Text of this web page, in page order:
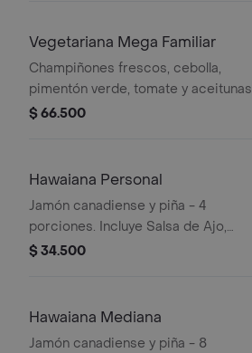
Vegetariana Mega Familiar
Champiñones frescos, cebolla,
pimentón verde, tomate y aceitunas
negras. - 12 porciones. Incluye Salsa
$ 66.500
Hawaiana Personal
Jamón canadiense y piña - 4
porciones. Incluye Salsa de Ajo,
Sazonador Pimienta Roja y
$ 34.500
Hawaiana Mediana
Jamón canadiense y piña - 8